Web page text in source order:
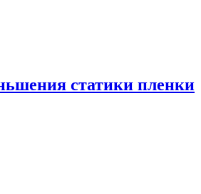
статики пленки